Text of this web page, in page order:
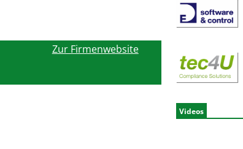
Zur Firmenwebsite
Videos